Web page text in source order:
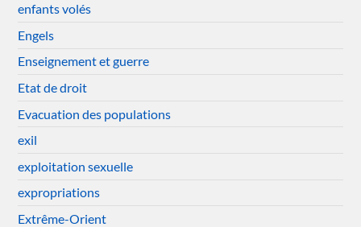
enfants volés
Engels
Enseignement et guerre
Etat de droit
Evacuation des populations
exil
exploitation sexuelle
expropriations
Extrême-Orient